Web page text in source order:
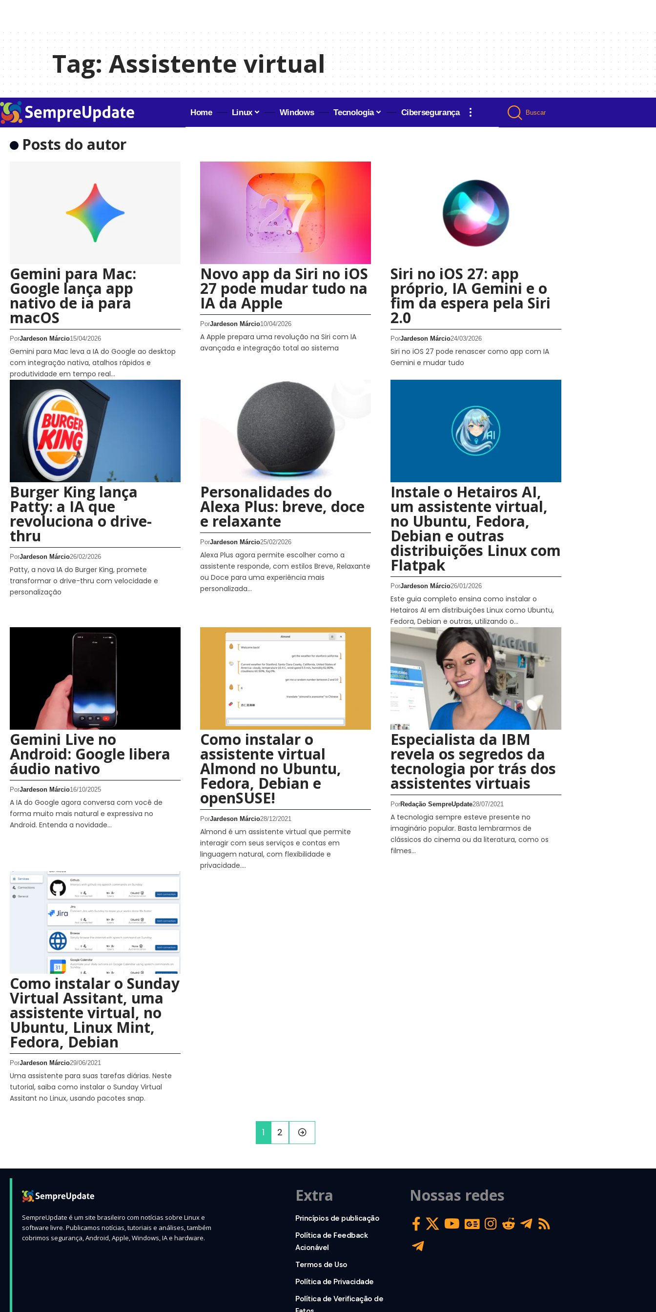
Tag:Assistente virtual
Home Linux Windows Tecnologia Cibersegurança Buscar
Posts do autor
Gemini para Mac:
Google lança app
nativo de ia para
macOS
PorJardeson Márcio15/04/2026
Gemini para Mac leva a IA do Google ao desktop
com integração nativa, atalhos rápidos e
produtividade em tempo real…
Novo app da Siri no iOS
27 pode mudar tudo na
IA da Apple
PorJardeson Márcio10/04/2026
A Apple prepara uma revolução na Siri com IA
avançada e integração total ao sistema
Siri no iOS 27: app
próprio, IA Gemini e o
fim da espera pela Siri
2.0
PorJardeson Márcio24/03/2026
Siri no iOS 27 pode renascer como app com IA
Gemini e mudar tudo
Burger King lança
Patty: a IA que
revoluciona o drive-
thru
PorJardeson Márcio26/02/2026
Patty, a nova IA do Burger King, promete
transformar o drive-thru com velocidade e
personalização
Personalidades do
Alexa Plus: breve, doce
e relaxante
PorJardeson Márcio25/02/2026
Alexa Plus agora permite escolher como a
assistente responde, com estilos Breve, Relaxante
ou Doce para uma experiência mais
personalizada…
Instale o Hetairos AI,
um assistente virtual,
no Ubuntu, Fedora,
Debian e outras
distribuições Linux com
Flatpak
PorJardeson Márcio26/01/2026
Este guia completo ensina como instalar o
Hetairos AI em distribuições Linux como Ubuntu,
Fedora, Debian e outras, utilizando o…
Gemini Live no
Android: Google libera
áudio nativo
PorJardeson Márcio16/10/2025
A IA do Google agora conversa com você de
forma muito mais natural e expressiva no
Android. Entenda a novidade…
Como instalar o
assistente virtual
Almond no Ubuntu,
Fedora, Debian e
openSUSE!
PorJardeson Márcio28/12/2021
Almond é um assistente virtual que permite
interagir com seus serviços e contas em
linguagem natural, com flexibilidade e
privacidade.…
Especialista da IBM
revela os segredos da
tecnologia por trás dos
assistentes virtuais
PorRedação SempreUpdate28/07/2021
A tecnologia sempre esteve presente no
imaginário popular. Basta lembrarmos de
clássicos do cinema ou da literatura, como os
filmes…
Como instalar o Sunday
Virtual Assitant, uma
assistente virtual, no
Ubuntu, Linux Mint,
Fedora, Debian
PorJardeson Márcio29/06/2021
Uma assistente para suas tarefas diárias. Neste
tutorial, saiba como instalar o Sunday Virtual
Assitant no Linux, usando pacotes snap.
1 2
SempreUpdate é um site brasileiro com notícias sobre Linux e
software livre. Publicamos notícias, tutoriais e análises, também
cobrimos segurança, Android, Apple, Windows, IA e hardware.
Extra
Princípios de publicação
Política de Feedback
Acionável
Termos de Uso
Política de Privacidade
Política de Verificação de
Nossas redes